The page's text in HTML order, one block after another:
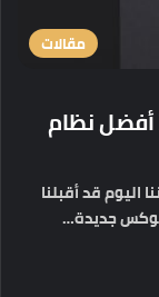
مقالات
ستة أسباب جعلت من جهاز Xbox 1 أفضل نظام
اليوم قد أقبلنا
جديدة…